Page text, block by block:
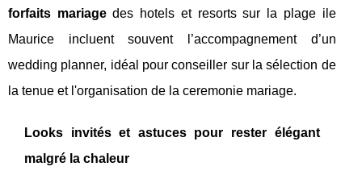
forfaits mariagedes hotels et resorts sur la plage ile
Maurice incluent souvent l’accompagnement d’un
wedding planner, idéal pour conseiller sur la sélection de
la tenue et l'organisation de la ceremonie mariage.
Looks invités et astuces pour rester élégant
malgré la chaleur